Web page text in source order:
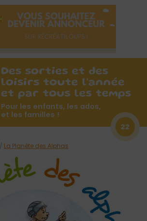
Des sorties et des
loisirs toute l'année
et par tous les temps
Pour les enfants, les ados,
et les familles !
22
/ La Planète des Alphas